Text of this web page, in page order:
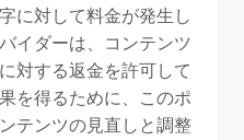
に対して料金が発生し
イダーは、コンテンツ
対する返金を許可して
を得るために、このポ
テンツの見直しと調整